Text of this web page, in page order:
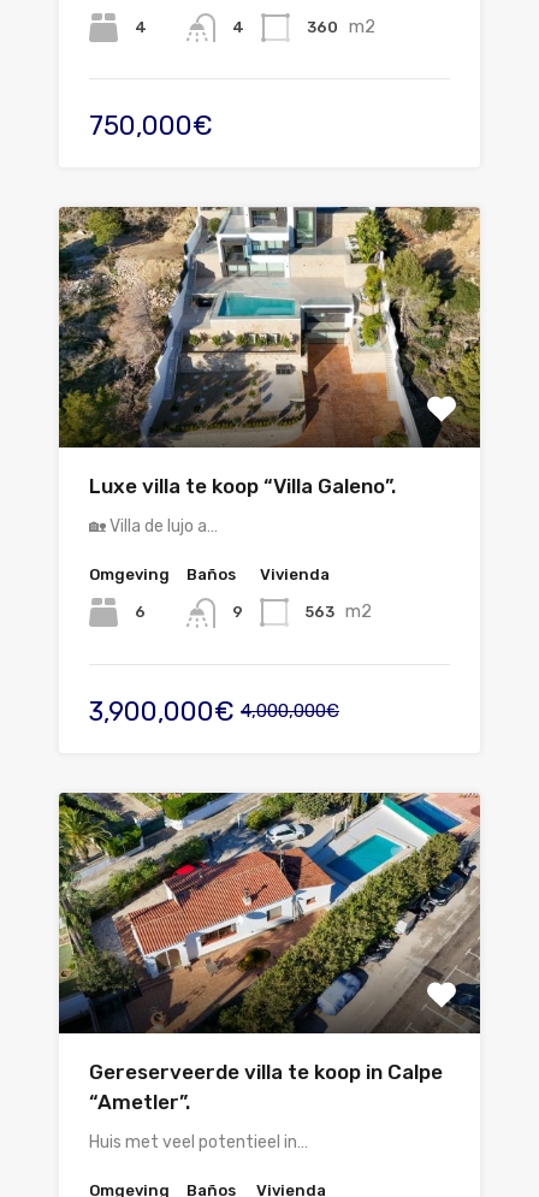
4 4 360 m2
750,000€
Luxe villa te koop “Villa Galeno”.
🏡 Villa de lujo a…
Omgeving
6
Baños
9
Vivienda
563 m2
3,900,000€ 4,000,000€
Gereserveerde villa te koop in Calpe
“Ametler”.
Huis met veel potentieel in…
Omgeving Baños Vivienda